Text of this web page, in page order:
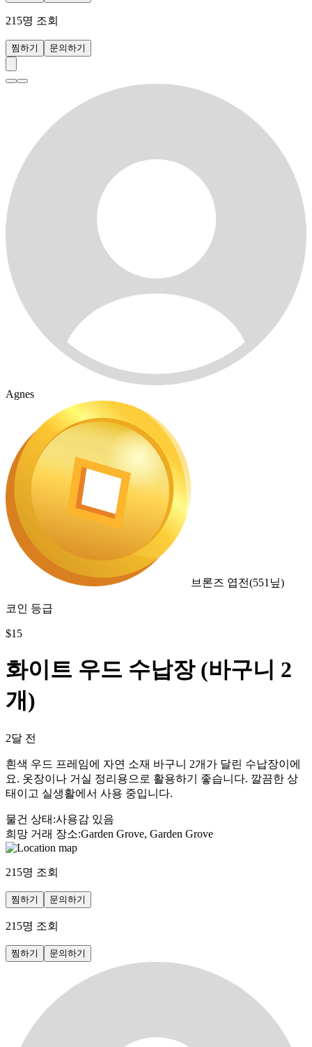
215명 조회
찜하기 문의하기
Agnes
브론즈 엽전(551 닢)
코인 등급
$15
화이트 우드 수납장 (바구니 2
개)
2달 전
흰색 우드 프레임에 자연 소재 바구니 2개가 달린 수납장이에
요. 옷장이나 거실 정리용으로 활용하기 좋습니다. 깔끔한 상
태이고 실생활에서 사용 중입니다.
물건 상태 :사용감 있음
희망 거래 장소:Garden Grove, Garden Grove
215명 조회
찜하기 문의하기
215명 조회
찜하기 문의하기